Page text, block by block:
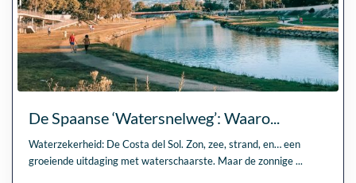
De Spaanse ‘Watersnelweg’: Waaro...
Waterzekerheid: De Costa del Sol. Zon, zee, strand, en… een
groeiende uitdaging met waterschaarste. Maar de zonnige...